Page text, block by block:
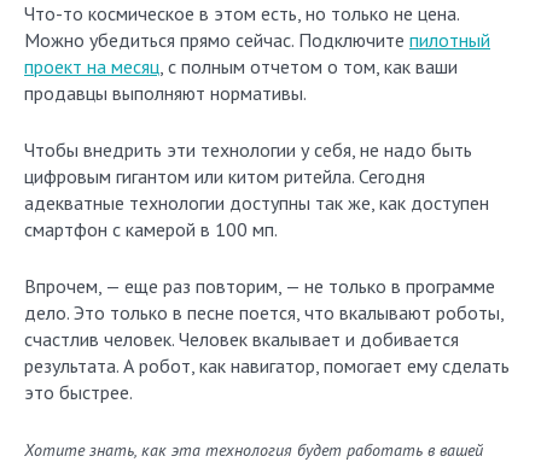
Что-то космическое в этом есть, но только не цена.
Можно убедиться прямо сейчас. Подключите пилотный
проект на месяц, с полным отчетом о том, как ваши
продавцы выполняют нормативы.
Чтобы внедрить эти технологии у себя, не надо быть
цифровым гигантом или китом ритейла. Сегодня
адекватные технологии доступны так же, как доступен
смартфон с камерой в 100 мп.
Впрочем, — еще раз повторим, — не только в программе
дело. Это только в песне поется, что вкалывают роботы,
счастлив человек. Человек вкалывает и добивается
результата. А робот, как навигатор, помогает ему сделать
это быстрее.
Хотите знать, как эта технология будет работать в вашей